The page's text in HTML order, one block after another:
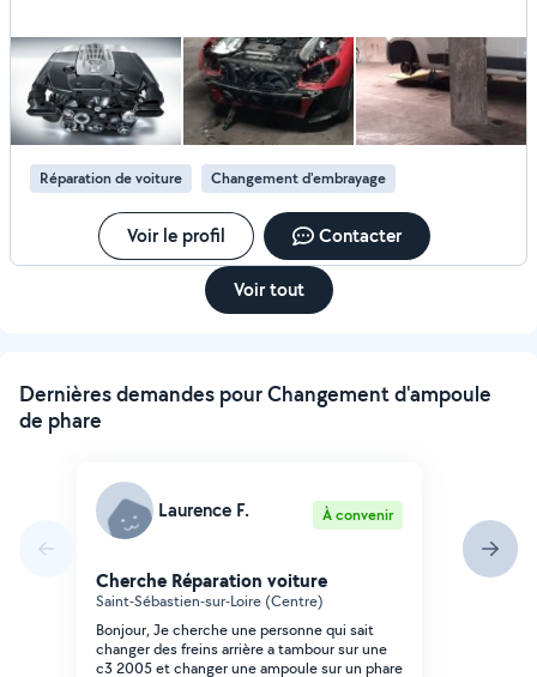
Réparation de voiture Changement d'embrayage
Voir le profil Contacter
Voir tout
Dernières demandes pour Changement d'ampoule
de phare
Laurence F. À convenir
Cherche Réparation voiture
Saint-Sébastien-sur-Loire (Centre)
Bonjour, Je cherche une personne qui sait
changer des freins arrière a tambour sur une
c3 2005 et changer une ampoule sur un phare